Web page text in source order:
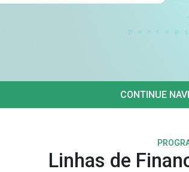
CONTINUE
Linhas de